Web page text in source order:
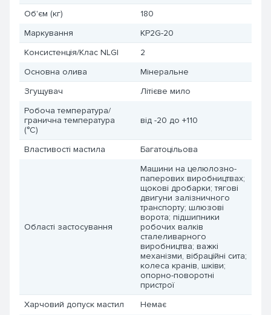
Об'єм (кг)
180
Маркування
KP2G-20
Консистенція/Клас NLGI
2
Основна олива
Мінеральне
Згущувач
Літієве мило
Робоча температура/
гранична температура
(°C)
від -20 до +110
Властивості мастила Багатоцільова
Області застосування
Машини на целюлозно-
паперових виробництвах;
щокові дробарки; тягові
двигуни залізничного
транспорту; шлюзові
ворота; підшипники
робочих валків
сталеливарного
виробництва; важкі
механізми, вібраційні сита;
колеса кранів, шківи;
опорно-поворотні
пристрої
Харчовий допуск мастил
Немає